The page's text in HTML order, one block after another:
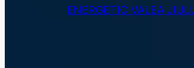
ENERGETIC VALEA